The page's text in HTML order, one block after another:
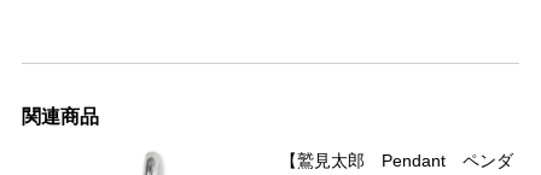
関連商品
【鷲見太郎 Pendant ペンダ